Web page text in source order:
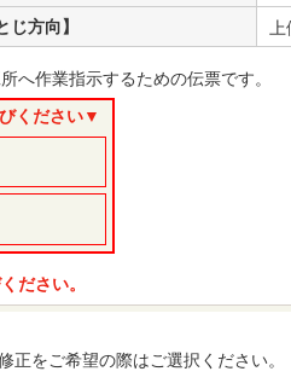
じ方向】 上
へ作業指示するための伝票です。
ください▼
ださい。
正をご希望の際はご選択ください。